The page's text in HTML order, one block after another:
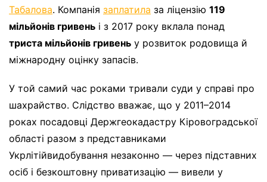
Табалова. Компанія заплатила за ліцензію 119
мільйонів гривень і з 2017 року вклала понад
триста мільйонів гривень у розвиток родовища й
міжнародну оцінку запасів.
У той самий час роками тривали суди у справі про
шахрайство. Слідство вважає, що у 2011–2014
роках посадовці Держгеокадастру Кіровоградської
області разом з представниками
Укрлітійвидобування незаконно — через підставних
осіб і безкоштовну приватизацію — вивели у